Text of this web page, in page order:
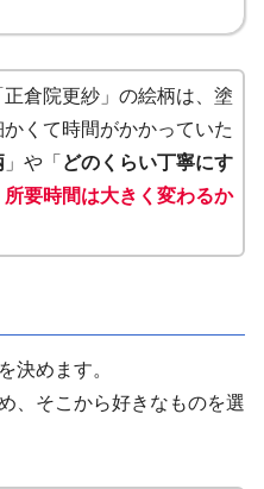
倉院更紗」の絵柄は、塗
くて時間がかかっていた
」や「 どのくらい丁寧にす
所要時間は大きく変わるか
を決めます。
、そこから好きなものを選